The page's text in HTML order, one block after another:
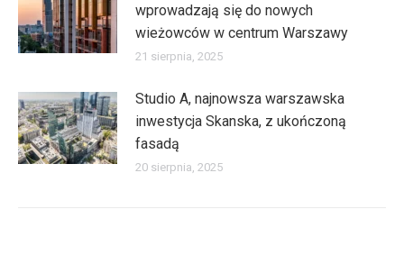
wprowadzają się do nowych
wieżowców w centrum Warszawy
21 sierpnia, 2025
Studio A, najnowsza warszawska
inwestycja Skanska, z ukończoną
fasadą
20 sierpnia, 2025